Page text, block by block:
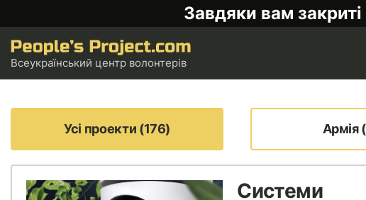
Завдяки вам
Всеукраїнський центр волонтерів
Усі проекти (176) Армія
Системи